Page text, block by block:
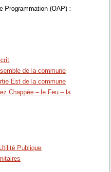
Programmation (OAP) :
de la commune
Est de la commune
Chappée – le Feu – la
Publique